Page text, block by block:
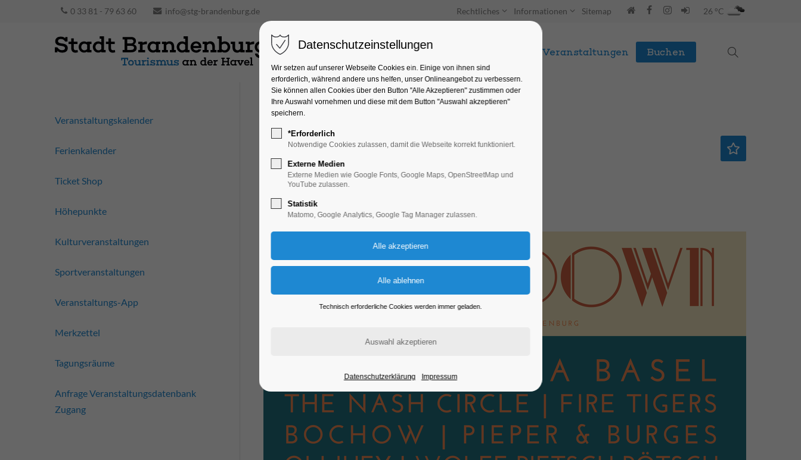
0 33 81 - 79 63 60 info@stg-brandenburg.de Rechtliches Informationen Sitemap 26 °C
Unterkünfte Entdecken & Erleben Veranstaltungen Buchen
Slowdown Festival
Konzert, Musik, Party, Feiern, Fest
01.08.2025, 17:30–00:00
Veranstaltungskalender
Ferienkalender
Ticket Shop
Höhepunkte
Kulturveranstaltungen
Sportveranstaltungen
Veranstaltungs-App
Merkzettel
Tagungsräume
Anfrage Veranstaltungsdatenbank
Zugang
Datenschutzeinstellungen
Wir setzen auf unserer Webseite Cookies ein. Einige von ihnen sind
erforderlich, während andere uns helfen, unser Onlineangebot zu verbessern.
Sie können allen Cookies über den Button "Alle Akzeptieren" zustimmen oder
Ihre Auswahl vornehmen und diese mit dem Button "Auswahl akzeptieren"
speichern.
*Erforderlich
Notwendige Cookies zulassen, damit die Webseite korrekt funktioniert.
Externe Medien
Externe Medien wie Google Fonts, Google Maps, OpenStreetMap und
YouTube zulassen.
Statistik
Matomo, Google Analytics, Google Tag Manager zulassen.
Technisch erforderliche Cookies werden immer geladen.
Datenschutzerklärung Impressum